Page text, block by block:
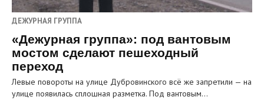
ДЕЖУРНАЯ ГРУППА
«Дежурная группа»: под вантовым
мостом сделают пешеходный
переход
Левые повороты на улице Дубровинского всё же запретили — на
улице появилась сплошная разметка. Под вантовым…